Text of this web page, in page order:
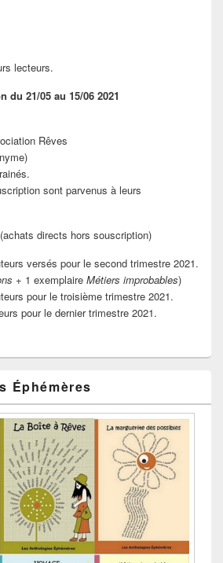
lecteurs.
21/05 au 15/06 2021
Rêves
sont parvenus à leurs
(achats directs hors souscription)
versés pour le second trimestre 2021.
+ 1 exemplaire Métiers improbables)
pour le troisième trimestre 2021.
pour le dernier trimestre 2021.
Éphémères